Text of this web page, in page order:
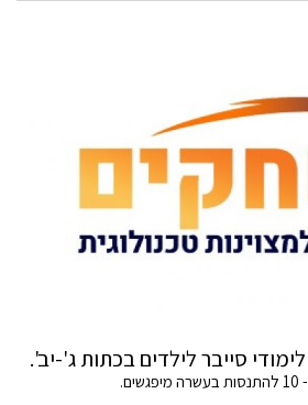
סייבר לילדים בכתות ג'-יב'.